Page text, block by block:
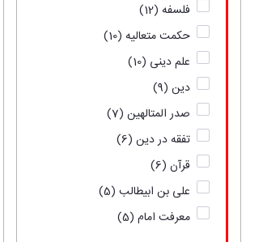
فلسفه (12)
حکمت متعالیه (10)
علم دینی (10)
دین (9)
صدر المتالهین (7)
تفقه در دین (6)
قرآن (6)
علی بن ابیطالب (5)
معرفت امام (5)